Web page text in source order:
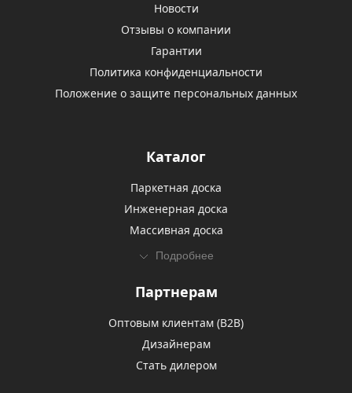
Новости
Отзывы о компании
Гарантии
Политика конфиденциальности
Положение о защите персональных данных
Каталог
Паркетная доска
Инженерная доска
Массивная доска
Подробнее
Партнерам
Оптовым клиентам (В2В)
Дизайнерам
Стать дилером